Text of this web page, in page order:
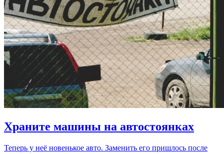
Храните машины на автостоянках
Теперь у неё новенькое авто. Заменить его пришлось после